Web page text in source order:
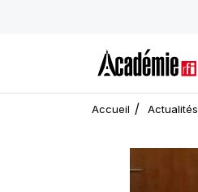
Accueil Actualités